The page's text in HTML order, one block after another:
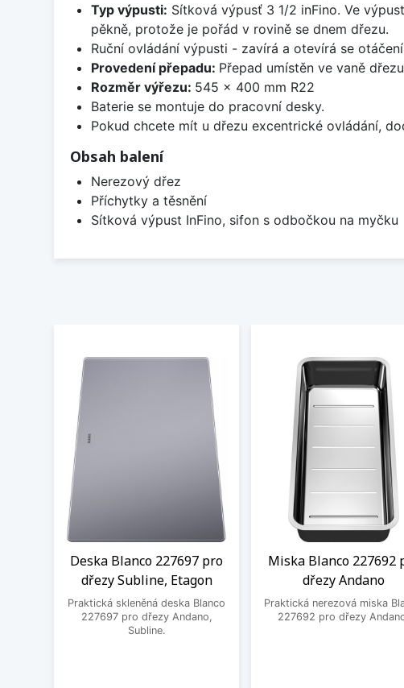
Typ výpusti: Sítková výpusť 3 1/2 inFino. Ve
pěkně, protože je pořád v rovině se dnem dřezu.
Ruční ovládání výpusti - zavírá a otevírá se
Provedení přepadu: Přepad umístěn ve vaně dřezu
Rozměr výřezu: 545 x 400 mm R22
Baterie se montuje do pracovní desky.
Pokud chcete mít u dřezu excentrické ovládání,
Obsah balení
Nerezový dřez
Příchytky a těsnění
Sítková výpust InFino, sifon s odbočkou na myčku
Deska Blanco 227697 pro
dřezy Subline, Etagon
Praktická skleněná deska Blanco
227697 pro dřezy Andano,
Subline.
Miska Blanco 227692
dřezy Andano
Praktická nerezová miska
227692 pro dřezy